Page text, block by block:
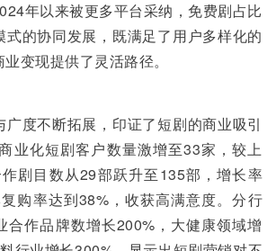
年以来被更多平台采纳，免费剧占比
式的协同发展，既满足了用户多样化的
变现提供了灵活路径。
度不断拓展，印证了短剧的商业吸引
业化短剧客户数量激增至33家，较上
剧目数从29部跃升至135部，增长率
购率达到38%，收获高满意度。分行
合作品牌数增长200%，大健康领域增